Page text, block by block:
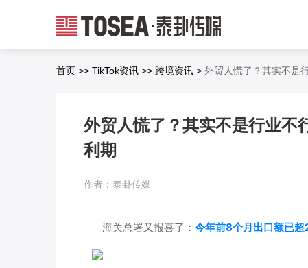
首页 >> TikTok资讯 >> 跨境资讯 > 外贸人慌了？其实不是
外贸人慌了？其实不是行业不
利期
作者：泰卦传媒
海关总署又报喜了： 今年前8个月出口额已